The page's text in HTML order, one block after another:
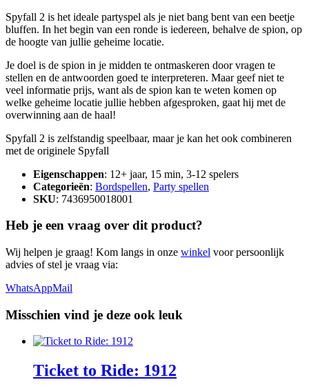
Spyfall 2 is het ideale partyspel als je niet bang bent van een beetje
bluffen. In het begin van een ronde is iedereen, behalve de spion, op
de hoogte van jullie geheime locatie.
Je doel is de spion in je midden te ontmaskeren door vragen te
stellen en de antwoorden goed te interpreteren. Maar geef niet te
veel informatie prijs, want als de spion kan te weten komen op
welke geheime locatie jullie hebben afgesproken, gaat hij met de
overwinning aan de haal!
Spyfall 2 is zelfstandig speelbaar, maar je kan het ook combineren
met de originele Spyfall
Eigenschappen: 12+ jaar, 15 min, 3-12 spelers
Categorieën: Bordspellen, Party spellen
SKU: 7436950018001
Heb je een vraag over dit product?
Wij helpen je graag! Kom langs in onze winkel voor persoonlijk
advies of stel je vraag via:
WhatsAppMail
Misschien vind je deze ook leuk
Ticket to Ride: 1912